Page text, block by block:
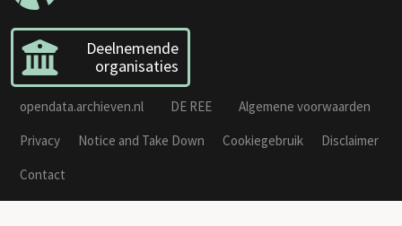
Deelnemende
organisaties
opendata.archieven.nl DE REE
Algemene voorwaarden
Privacy
Notice and Take Down Cookiegebruik
Disclaimer
Contact